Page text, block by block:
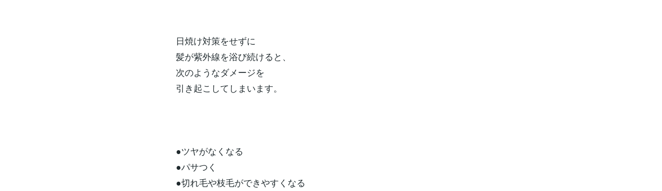
日焼け対策をせずに
髪が紫外線を浴び続けると、
次のようなダメージを
引き起こしてしまいます。
●ツヤがなくなる
●パサつく
●切れ毛や枝毛ができやすくなる